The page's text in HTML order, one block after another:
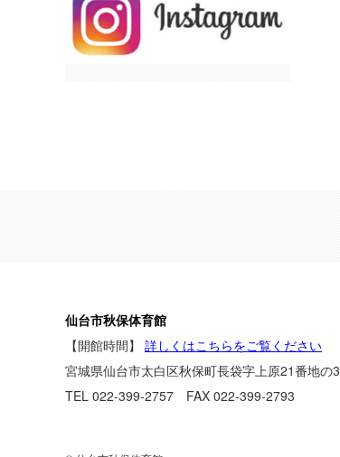
仙台市秋保体育館
【開館時間】 詳しくはこちらをご覧ください
宮城県仙台市太白区秋保町長袋字上原21番地の3
TEL 022-399-2757 FAX 022-399-2793